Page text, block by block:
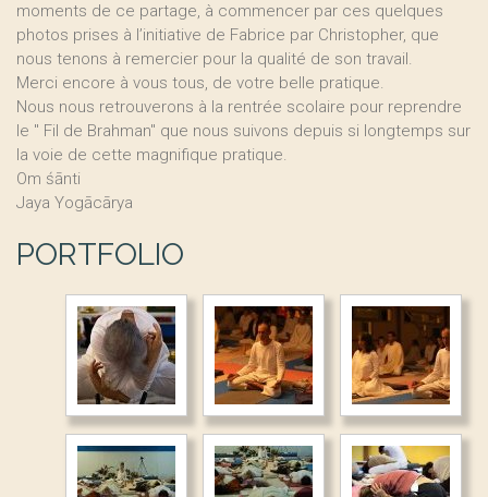
moments de ce partage, à commencer par ces quelques
photos prises à l’initiative de Fabrice par Christopher, que
nous tenons à remercier pour la qualité de son travail.
Merci encore à vous tous, de votre belle pratique.
Nous nous retrouverons à la rentrée scolaire pour reprendre
le " Fil de Brahman" que nous suivons depuis si longtemps sur
la voie de cette magnifique pratique.
Om śānti
Jaya Yogācārya
PORTFOLIO